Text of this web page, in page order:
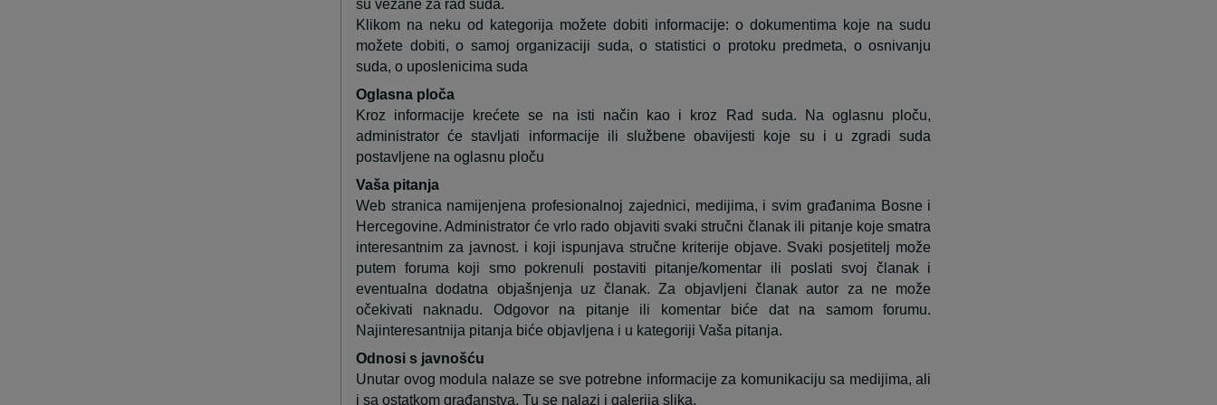
su vezane za rad suda.
Klikom na neku od kategorija možete dobiti informacije: o dokumentima koje na sudu
možete dobiti, o samoj organizaciji suda, o statistici o protoku predmeta, o osnivanju
suda, o uposlenicima suda
Oglasna ploča
Kroz informacije krećete se na isti način kao i kroz Rad suda. Na oglasnu ploču,
administrator će stavljati informacije ili službene obavijesti koje su i u zgradi suda
postavljene na oglasnu ploču
Vaša pitanja
Web stranica namijenjena profesionalnoj zajednici, medijima, i svim građanima Bosne i
Hercegovine. Administrator će vrlo rado objaviti svaki stručni članak ili pitanje koje smatra
interesantnim za javnost. i koji ispunjava stručne kriterije objave. Svaki posjetitelj može
putem foruma
koji smo pokrenuli postaviti pitanje/komentar ili poslati svoj članak i
eventualna dodatna objašnjenja uz članak. Za objavljeni članak autor za ne može
očekivati naknadu. Odgovor na pitanje ili komentar biće dat na samom forumu.
Najinteresantnija pitanja biće objavljena i u kategoriji Vaša pitanja.
Odnosi s javnošću
Unutar ovog modula nalaze se sve potrebne informacije za komunikaciju sa medijima, ali
i sa ostatkom građanstva. Tu se nalazi i galerija slika.